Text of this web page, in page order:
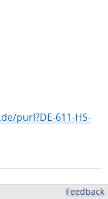
purl?DE-611-HS-
Feedback